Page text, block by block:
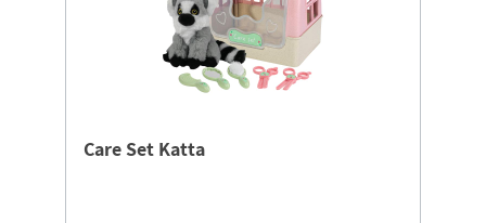
Care Set Katta